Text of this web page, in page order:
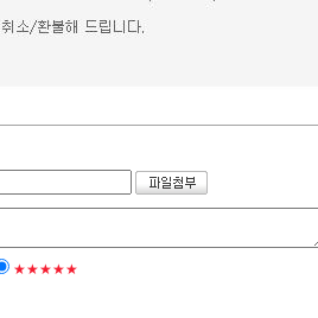
★★★★★